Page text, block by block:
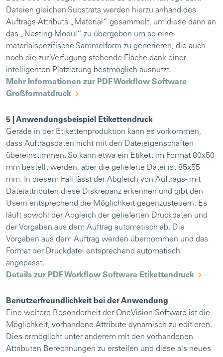
Dateien gleichen Substrats werden hierzu anhand des
Auftrags-Attributs „Material“ gesammelt, um diese dann an
das „Nesting-Modul“ zu übergeben um so eine
materialspezifische Sammelform zu generieren, die auch
noch die zur Verfügung stehende Fläche dank einer
intelligenten Platzierung bestmöglich ausnutzt.
Mehr Informationen zur PDF Workflow Software
Großformatdruck
5 | Anwendungsbeispiel Etikettendruck
Gerade in der Etikettenproduktion kann es vorkommen,
dass Auftragsdaten nicht mit den Dateieigenschaften
übereinstimmen. So kann etwa ein Etikett im Format 80x50
mm bestellt werden, aber die gelieferte Datei ist 85x55
mm. In diesem Fall lässt der Abgleich von Auftrags- mit
Dateiattributen diese Diskrepanz erkennen und gibt den
Usern entsprechend die Möglichkeit gegenzusteuern. Es
läuft sowohl der Abgleich der gelieferten Druckdaten und
der Vorgaben aus dem Auftrag automatisch ab. Die
Vorgaben aus dem Auftrag werden übernommen und das
Format der Druckdatei entsprechend automatisch
angepasst.
Details zur PDF Workflow Software Etikettendruck
Benutzerfreundlichkeit bei der Anwendung
Eine weitere Besonderheit der OneVision-Software ist die
Möglichkeit, vorhandene Attribute dynamisch zu editieren.
Dies ermöglicht unter anderem mit den vorhandenen
Attributen Berechnungen zu erstellen und diese als neues